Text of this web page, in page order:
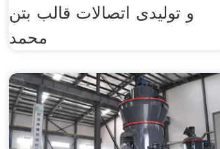
و تولیدی اتصالات قالب بتن
محمد